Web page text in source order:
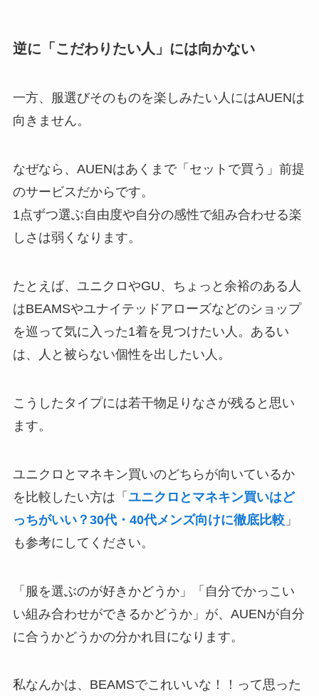
逆に「こだわりたい人」には向かない
一方、服選びそのものを楽しみたい人にはAUENは
向きません。
なぜなら、AUENはあくまで「セットで買う」前提
のサービスだからです。
1点ずつ選ぶ自由度や自分の感性で組み合わせる楽
しさは弱くなります。
たとえば、ユニクロやGU、ちょっと余裕のある人
はBEAMSやユナイテッドアローズなどのショップ
を巡って気に入った1着を見つけたい人。あるい
は、人と被らない個性を出したい人。
こうしたタイプには若干物足りなさが残ると思い
ます。
ユニクロとマネキン買いのどちらが向いているか
を比較したい方は「 ユニクロとマネキン買いはど
っちがいい？30代・40代メンズ向けに徹底比較」
も参考にしてください。
「服を選ぶのが好きかどうか」「自分でかっこい
い組み合わせができるかどうか」が、AUENが自分
に合うかどうかの分かれ目になります。
私なんかは、BEAMSでこれいいな！！って思った